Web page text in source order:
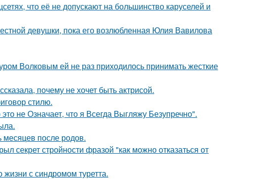
что её не допускают на большинство каруселей и
девушки, пока его возлюбленная Юлия Вавилова
Волковым ей не раз приходилось принимать жесткие
почему не хочет быть актрисой.
стилю.
не Означает, что я Всегда Выгляжу Безупречно".
месяцев после родов.
секрет стройности фразой "как можно отказаться от
с синдромом туретта.